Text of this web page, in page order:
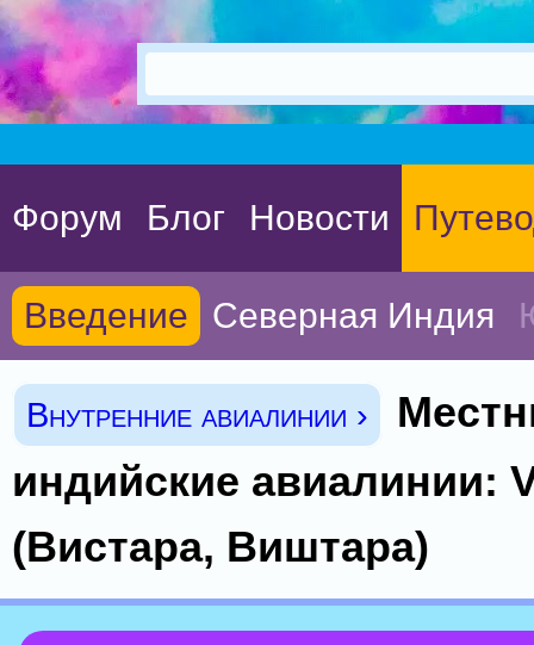
Форум Блог Новости
Введение Северная Индия
Внутренние авиалинии ›
индийские авиалинии:
(Вистара, Виштара)